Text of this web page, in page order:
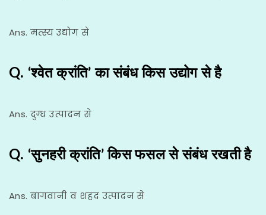
Ans. मत्स्य उद्योग से
Q. ‘श्वेत क्रांति’ का संबंध किस उद्योग से है
Ans. दुग्ध उत्पादन से
Q. ‘सुनहरी क्रांति’ किस फसल से संबंध रखती है
Ans. बागवानी व शहद उत्पादन से